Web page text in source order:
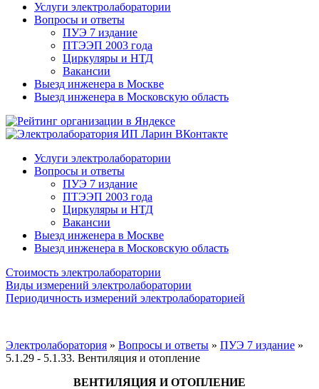
Услуги электролаборатории
Вопросы и ответы
ПУЭ 7 издание
ПТЭЭП 2003 года
Циркуляры и НТД
Вакансии
Выезд инженера в Москве
Выезд инженера в Московскую область
Услуги электролаборатории
Вопросы и ответы
ПУЭ 7 издание
ПТЭЭП 2003 года
Циркуляры и НТД
Вакансии
Выезд инженера в Москве
Выезд инженера в Московскую область
Стоимость электролаборатории
Виды измерений электролаборатории
Периодичность измерений электролабораторией
Электролаборатория » Вопросы и ответы » ПУЭ 7 издание »
5.1.29 - 5.1.33. Вентиляция и отопление
ВЕНТИЛЯЦИЯ И ОТОПЛЕНИЕ